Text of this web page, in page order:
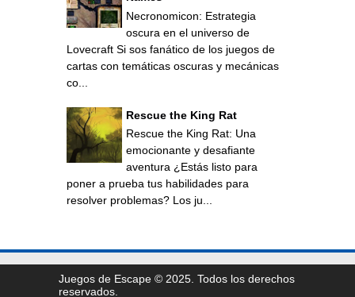
Necronomicon: Estrategia
oscura en el universo de
Lovecraft Si sos fanático de los juegos de
cartas con temáticas oscuras y mecánicas
co...
Rescue the King Rat
Rescue the King Rat: Una
emocionante y desafiante
aventura ¿Estás listo para
poner a prueba tus habilidades para
resolver problemas? Los ju...
Juegos de Escape © 2025. Todos los derechos
reservados.